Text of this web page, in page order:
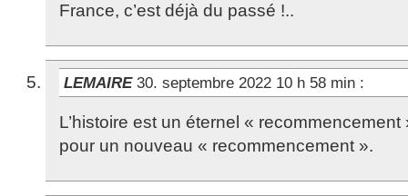
France, c’est déjà du passé !..
LEMAIRE 30. septembre 2022 10 h 58 min :
L’histoire est un éternel «
pour un nouveau « recommencement ».